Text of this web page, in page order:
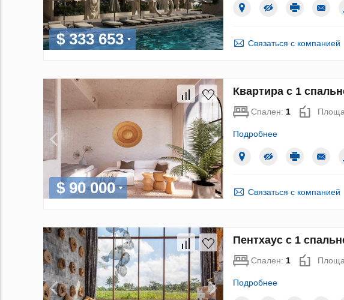
$ 333 653 Связаться с компанией
$ 90 000
Квартира с 1
Спален: 1
Подробнее
Связаться с компанией
Пентхаус с 1
Спален: 1
Подробнее